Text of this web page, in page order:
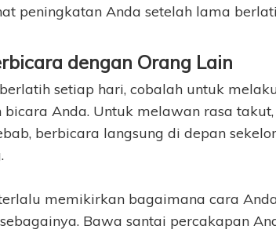
peningkatan Anda setelah lama
dengan Orang Lain
setiap hari, cobalah untuk
bicara Anda. Untuk melawan rasa
berbicara langsung di depan
memikirkan bagaimana cara
Bawa santai percakapan